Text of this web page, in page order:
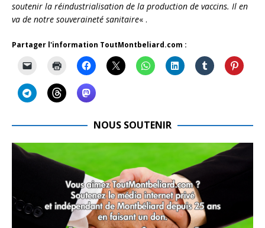
soutenir la réindustrialisation de la production de vaccins. Il en
va de notre souveraineté sanitaire« .
Partager l'information ToutMontbeliard.com :
NOUS SOUTENIR